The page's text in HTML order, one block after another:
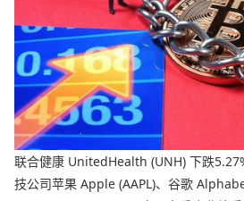
联合健康 UnitedHealth (UNH) 下跌
技公司苹果 Apple (AAPL)、谷歌